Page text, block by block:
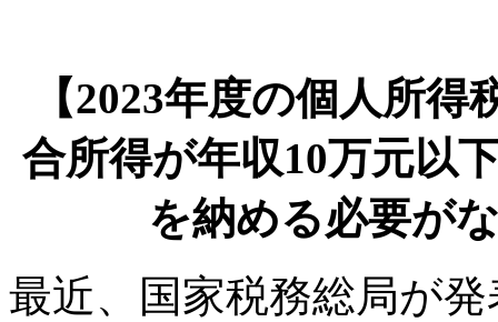
【2023年度の個人所得
合所得が年収10万元以
を納める必要が
最近、国家税務総局が